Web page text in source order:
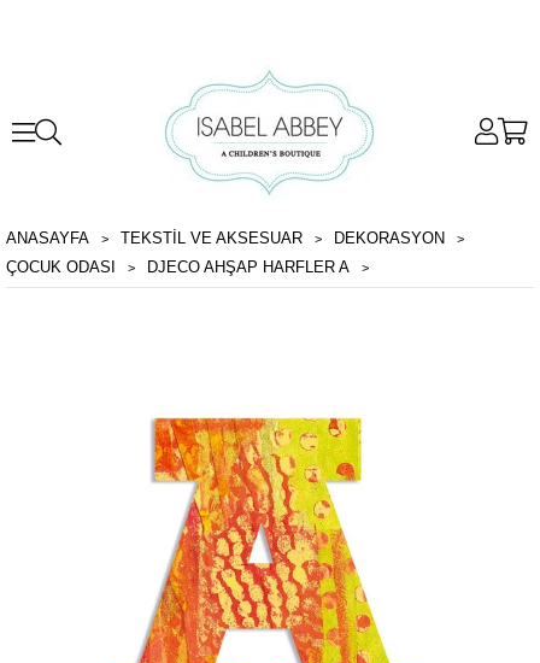
ANASAYFA TEKSTİL VE AKSESUAR
DEKORASYON
ÇOCUK ODASI
DJECO AHŞAP HARFLER A